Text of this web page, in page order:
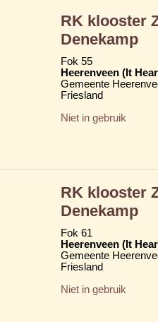
RK klooster
Denekamp
Fok 55
Heerenveen (It
Gemeente
Friesland
Niet in gebruik
RK klooster
Denekamp
Fok 61
Heerenveen (It
Gemeente
Friesland
Niet in gebruik